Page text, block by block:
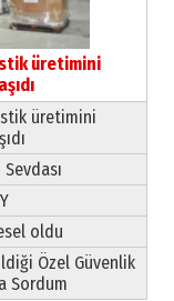
üretimini
üretimini
oldu
Özel Güvenlik
Sordum